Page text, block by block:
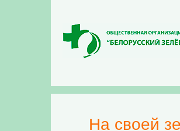
На своей